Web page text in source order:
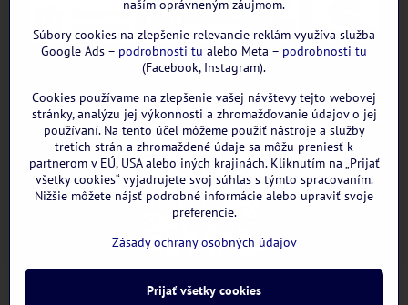
GOOGLE recenzie:
©2026Copyright
naším oprávneným záujmom.
Súbory cookies na zlepšenie relevancie reklám využíva služba
Google Ads – podrobnosti tu alebo Meta – podrobnosti tu
(Facebook, Instagram).
Cookies používame na zlepšenie vašej návštevy tejto webovej
stránky, analýzu jej výkonnosti a zhromažďovanie údajov o jej
používaní. Na tento účel môžeme použiť nástroje a služby
tretích strán a zhromaždené údaje sa môžu preniesť k
partnerom v EÚ, USA alebo iných krajinách. Kliknutím na „Prijať
všetky cookies“ vyjadrujete svoj súhlas s týmto spracovaním.
Nižšie môžete nájsť podrobné informácie alebo upraviť svoje
preferencie.
Zásady ochrany osobných údajov
Prijať všetky cookies